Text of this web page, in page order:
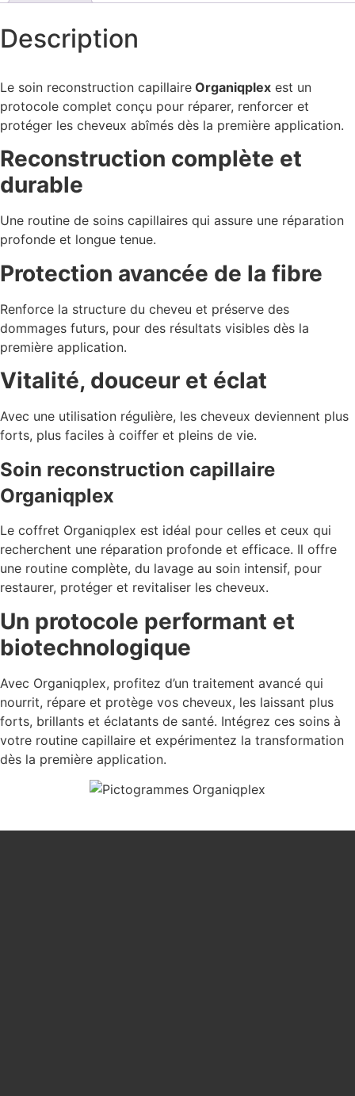
Description
Le soin reconstruction capillaire Organiqplex est un
protocole complet conçu pour réparer, renforcer et
protéger les cheveux abîmés dès la première application.
Reconstruction complète et
durable
Une routine de soins capillaires qui assure une réparation
profonde et longue tenue.
Protection avancée de la fibre
Renforce la structure du cheveu et préserve des
dommages futurs, pour des résultats visibles dès la
première application.
Vitalité, douceur et éclat
Avec une utilisation régulière, les cheveux deviennent plus
forts, plus faciles à coiffer et pleins de vie.
Soin reconstruction capillaire
Organiqplex
Le coffret Organiqplex est idéal pour celles et ceux qui
recherchent une réparation profonde et efficace. Il offre
une routine complète, du lavage au soin intensif, pour
restaurer, protéger et revitaliser les cheveux.
Un protocole performant et
biotechnologique
Avec Organiqplex, profitez d’un traitement avancé qui
nourrit, répare et protège vos cheveux, les laissant plus
forts, brillants et éclatants de santé. Intégrez ces soins à
votre routine capillaire et expérimentez la transformation
dès la première application.